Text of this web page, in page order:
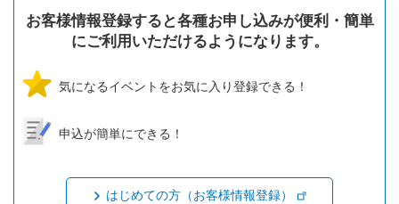
お客様情報登録すると各種お申し込みが便利・簡単
にご利用いただけるようになります。
気になるイベントをお気に入り登録できる！
申込が簡単にできる！
はじめての方（お客様情報登録）